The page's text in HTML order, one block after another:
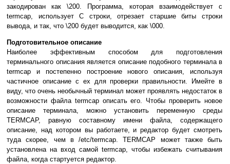
закодирован как \200. Программа, которая взаимодействует с
termcap, использует С строки, отрезает старшие биты строки
вывода, и так, что \200 будет выводится, как \000.
Подготовительное описание
Наиболее эффективным способом для подготовления
терминального описания является описание подобного терминала в
termcap и постепенно построение нового описания, используя
частичное описание с ex для проверки правильности. Имейте в
виду, что очень необычный терминал может проявлять недостаток в
возможности файла termcap описать его. Чтобы проверить новое
описание терминала, можно установить переменную среды
TERMCAP, равную составному имени файла, содержащего
описание, над котором вы работаете, и редактор будет смотреть
туда скорее, чем в /etc/termcap. TERMCAP может также быть
установлена на вход самой termcap, чтобы избежать считывания
файла, когда стартуется редактор.